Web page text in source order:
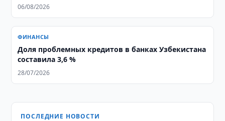
06/08/2026
ФИНАНСЫ
Доля проблемных кредитов в банках Узбекистана
составила 3,6 %
28/07/2026
ПОСЛЕДНИЕ НОВОСТИ